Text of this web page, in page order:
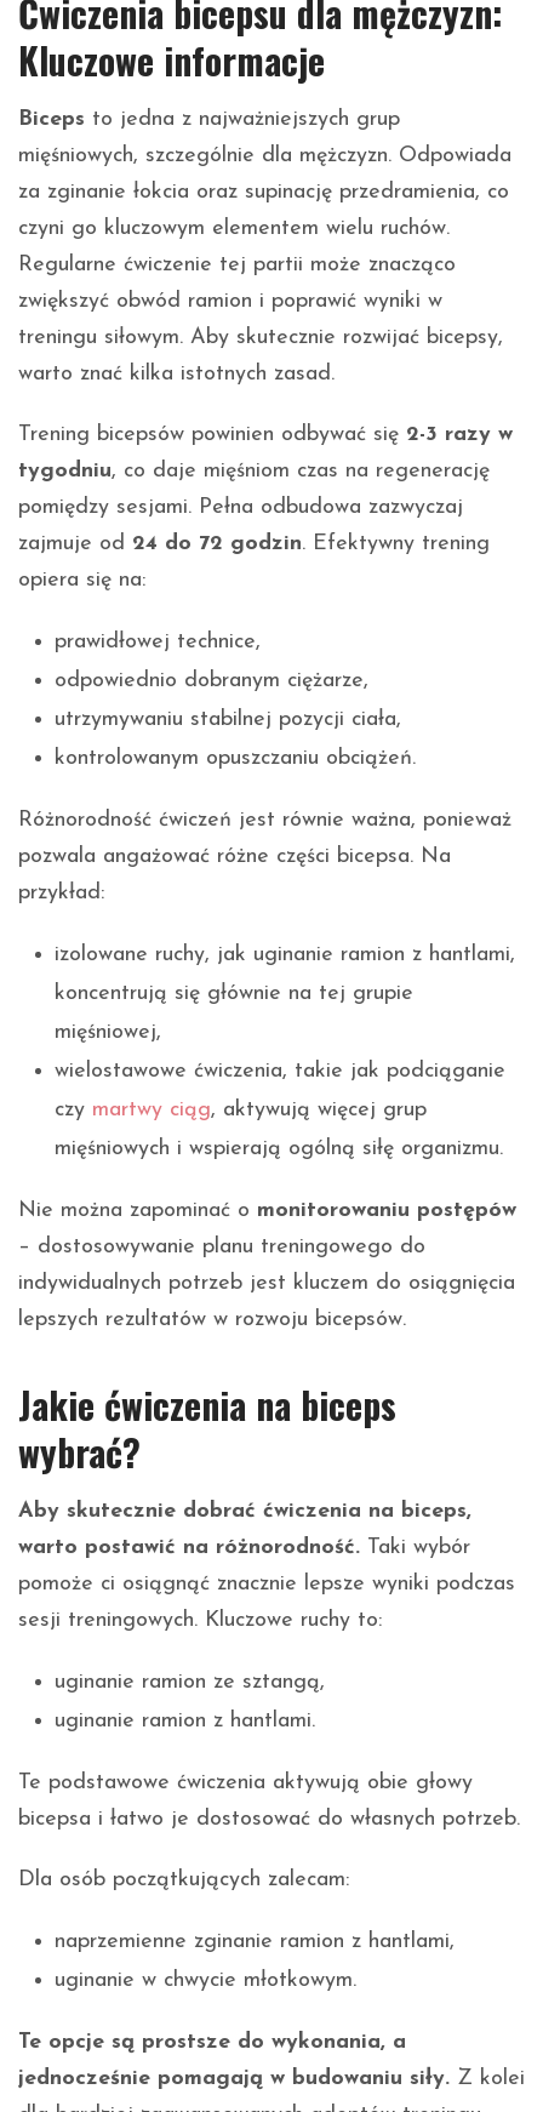
Ćwiczenia bicepsu dla mężczyzn:
Kluczowe informacje
Biceps to jedna z najważniejszych grup
mięśniowych, szczególnie dla mężczyzn. Odpowiada
za zginanie łokcia oraz supinację przedramienia, co
czyni go kluczowym elementem wielu ruchów.
Regularne ćwiczenie tej partii może znacząco
zwiększyć obwód ramion i poprawić wyniki w
treningu siłowym. Aby skutecznie rozwijać bicepsy,
warto znać kilka istotnych zasad.
Trening bicepsów powinien odbywać się 2-3 razy w
tygodniu, co daje mięśniom czas na regenerację
pomiędzy sesjami. Pełna odbudowa zazwyczaj
zajmuje od 24 do 72 godzin. Efektywny trening
opiera się na:
prawidłowej technice,
odpowiednio dobranym ciężarze,
utrzymywaniu stabilnej pozycji ciała,
kontrolowanym opuszczaniu obciążeń.
Różnorodność ćwiczeń jest równie ważna, ponieważ
pozwala angażować różne części bicepsa. Na
przykład:
izolowane ruchy, jak uginanie ramion z hantlami,
koncentrują się głównie na tej grupie
mięśniowej,
wielostawowe ćwiczenia, takie jak podciąganie
czy martwy ciąg, aktywują więcej grup
mięśniowych i wspierają ogólną siłę organizmu.
Nie można zapominać o monitorowaniu postępów
– dostosowywanie planu treningowego do
indywidualnych potrzeb jest kluczem do osiągnięcia
lepszych rezultatów w rozwoju bicepsów.
Jakie ćwiczenia na biceps
wybrać?
Aby skutecznie dobrać ćwiczenia na biceps,
warto postawić na różnorodność. Taki wybór
pomoże ci osiągnąć znacznie lepsze wyniki podczas
sesji treningowych. Kluczowe ruchy to:
uginanie ramion ze sztangą,
uginanie ramion z hantlami.
Te podstawowe ćwiczenia aktywują obie głowy
bicepsa i łatwo je dostosować do własnych potrzeb.
Dla osób początkujących zalecam:
naprzemienne zginanie ramion z hantlami,
uginanie w chwycie młotkowym.
Te opcje są prostsze do wykonania, a
jednocześnie pomagają w budowaniu siły. Z kolei